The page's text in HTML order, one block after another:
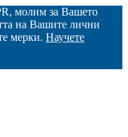
молим за Вашето
на Вашите лични
мерки. Научете